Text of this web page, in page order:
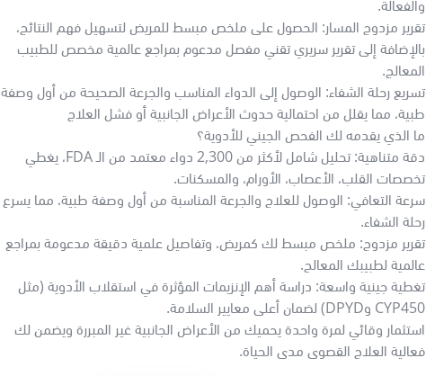
والفعالة.
تقرير مزدوج المسار: الحصول على ملخص مبسط للمريض لتسهيل فهم النتائج،
بالإضافة إلى تقرير سريري تقني مفصل مدعوم بمراجع عالمية مخصص للطبيب
المعالج.
تسريع رحلة الشفاء: الوصول إلى الدواء المناسب والجرعة الصحيحة من أول وصفة
طبية، مما يقلل من احتمالية حدوث الأعراض الجانبية أو فشل العلاج
ما الذي يقدمه لك الفحص الجيني للأدوية؟
دقة متناهية: تحليل شامل لأكثر من 2,300 دواء معتمد من الـ FDA، يغطي
تخصصات القلب، الأعصاب، الأورام، والمسكنات.
سرعة التعافي: الوصول للعلاج والجرعة المناسبة من أول وصفة طبية، مما يسرع
رحلة الشفاء.
تقرير مزدوج: ملخص مبسط لك كمريض، وتفاصيل علمية دقيقة مدعومة بمراجع
عالمية لطبيبك المعالج.
تغطية جينية واسعة: دراسة أهم الإنزيمات المؤثرة في استقلاب الأدوية (مثل
CYP450 وDPYD) لضمان أعلى معايير السلامة.
استثمار وقائي لمرة واحدة يحميك من الأعراض الجانبية غير المبررة ويضمن لك
فعالية العلاج القصوى مدى الحياة.